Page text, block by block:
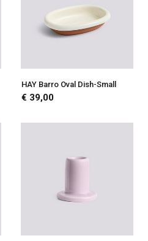
HAY Barro Oval Dish-Small
€ 39,00